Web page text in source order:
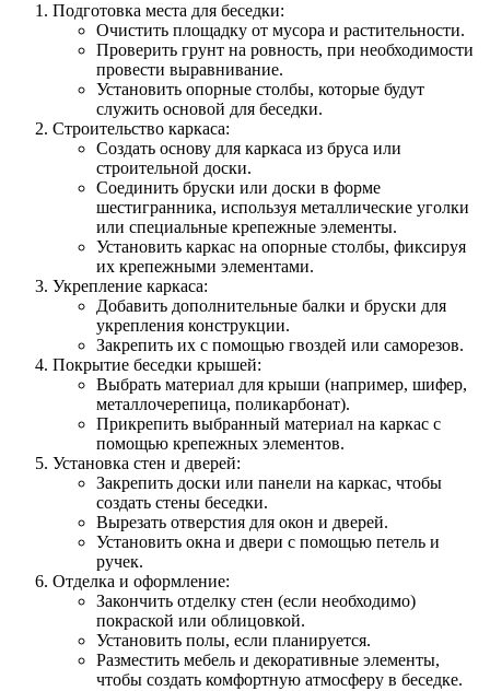
Подготовка места для беседки:
Очистить площадку от мусора и растительности.
Проверить грунт на ровность, при необходимости
провести выравнивание.
Установить опорные столбы, которые будут
служить основой для беседки.
Строительство каркаса:
Создать основу для каркаса из бруса или
строительной доски.
Соединить бруски или доски в форме
шестигранника, используя металлические уголки
или специальные крепежные элементы.
Установить каркас на опорные столбы, фиксируя
их крепежными элементами.
Укрепление каркаса:
Добавить дополнительные балки и бруски для
укрепления конструкции.
Закрепить их с помощью гвоздей или саморезов.
Покрытие беседки крышей:
Выбрать материал для крыши (например, шифер,
металлочерепица, поликарбонат).
Прикрепить выбранный материал на каркас с
помощью крепежных элементов.
Установка стен и дверей:
Закрепить доски или панели на каркас, чтобы
создать стены беседки.
Вырезать отверстия для окон и дверей.
Установить окна и двери с помощью петель и
ручек.
Отделка и оформление:
Закончить отделку стен (если необходимо)
покраской или облицовкой.
Установить полы, если планируется.
Разместить мебель и декоративные элементы,
чтобы создать комфортную атмосферу в беседке.